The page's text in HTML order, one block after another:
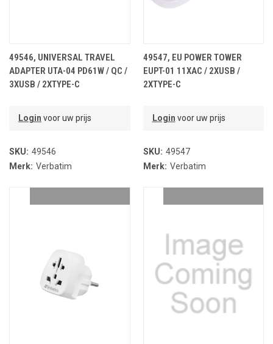
49546, UNIVERSAL TRAVEL
ADAPTER UTA-04 PD61W / QC /
3XUSB / 2XTYPE-C
Login voor uw prijs
SKU: 49546
Merk: Verbatim
49547, EU POWER TOWER
EUPT-01 11XAC / 2XUSB /
2XTYPE-C
Login voor uw prijs
SKU: 49547
Merk: Verbatim